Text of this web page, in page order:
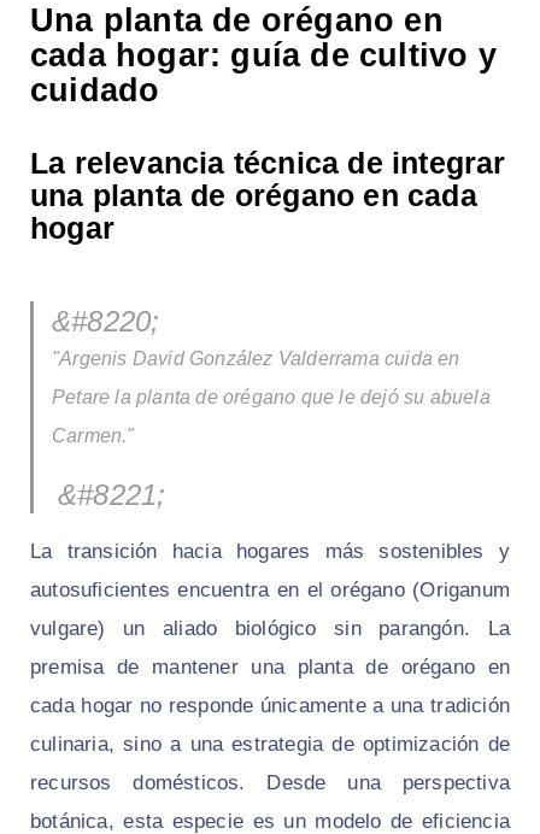
Una planta de orégano en
cada hogar: guía de cultivo y
cuidado
La relevancia técnica de integrar
una planta de orégano en cada
hogar
​"Argenis David González Valderrama cuida en
Petare la planta de orégano que le dejó su abuela
Carmen."
La transición hacia hogares más sostenibles y
autosuficientes encuentra en el orégano (Origanum
vulgare) un aliado biológico sin parangón. La
premisa de mantener una planta de orégano en
cada hogar no responde únicamente a una tradición
culinaria, sino a una estrategia de optimización de
recursos domésticos. Desde una perspectiva
botánica, esta especie es un modelo de eficiencia